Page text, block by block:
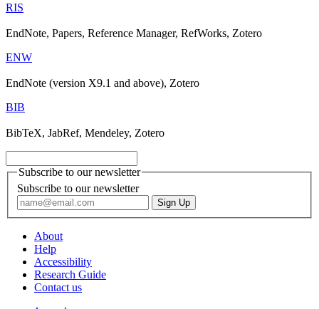
RIS
EndNote, Papers, Reference Manager, RefWorks, Zotero
ENW
EndNote (version X9.1 and above), Zotero
BIB
BibTeX, JabRef, Mendeley, Zotero
Subscribe to our newsletter
Subscribe to our newsletter
About
Help
Accessibility
Research Guide
Contact us